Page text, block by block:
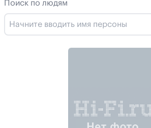
Поиск по людям